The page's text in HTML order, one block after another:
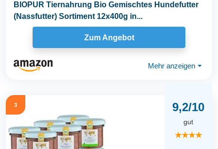
BIOPUR Tiernahrung Bio Gemischtes Hundefutter
(Nassfutter) Sortiment 12x400g in...
Zum Angebot
Mehr anzeigen ⏷
3 9,2/10
gut
★★★★